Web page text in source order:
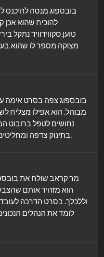
בובספוג מנסה להיכנס
להוכיח שהוא אכן
טוען.סקווידוויד נתקל
מצוקה מספר לו שהוא
בובספוג צפה בסרט אימה
מבוהל. הוא אפילו מצליח
נחושים לטפל ברובוט
בתינוק צדפה ומחליטים לאמץ אותו. כ' עב'. מדובב. ש.ח.
מר קראב שולח את
הוא מזהיר אותם
וללכלך. בסרט הדרכה
לומד את הנהלים